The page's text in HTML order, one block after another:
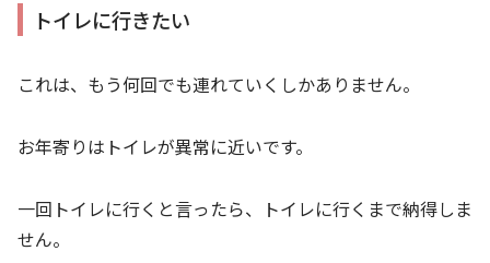
トイレに行きたい
これは、もう何回でも連れていくしかありません。
お年寄りはトイレが異常に近いです。
一回トイレに行くと言ったら、トイレに行くまで納得しま
せん。